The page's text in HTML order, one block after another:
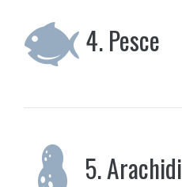
4.Pesce
5.Arachidi